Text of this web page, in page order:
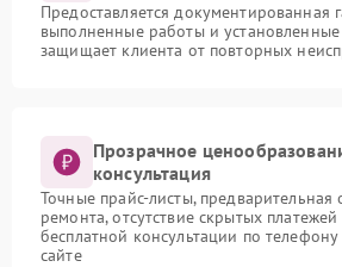
Предоставляется документированная
выполненные работы и установленные
защищает клиента от повторных
Прозрачное
консультация
Точные прайс-листы, предварительная
ремонта, отсутствие скрытых
бесплатной консультации по
сайте